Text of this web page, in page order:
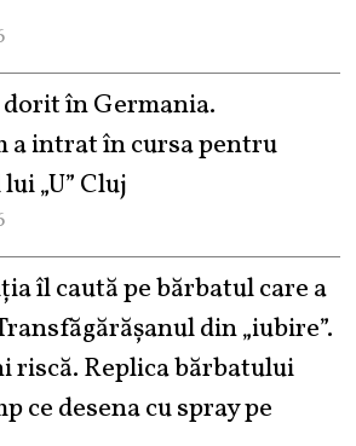
în Germania.
a intrat în cursa pentru
„U” Cluj
îl caută pe bărbatul care a
din „iubire”.
riscă. Replica bărbatului
ce desena cu spray pe